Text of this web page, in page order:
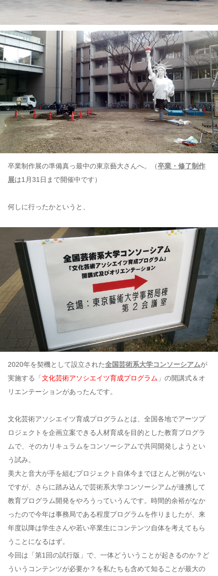
卒業制作展の準備真っ最中の東京藝大さんへ。（卒業・修了制作
展は1月31日まで開催中です）
何しに行ったかというと、
2020年を契機として設立された全国芸術系大学コンソーシアムが
実施する「 文化芸術アソシエイツ育成プログラム 」の開講式＆オ
リエンテーションがあったんです。
文化芸術アソシエイツ育成プログラムとは、全国各地でアーツプ
ロジェクトを企画立案できる人材育成を目的とした教育プログラ
ムで、そのカリキュラムをコンソーシアムで共同開発しようとい
う試み。
美大と音大が手を組むプロジェクト自体今までほとんど例がない
ですが、さらに踏み込んで芸術系大学コンソーシアムが連携して
教育プログラム開発をやろうっていうんです。時間的余裕がなか
ったので今年は事務局である程度プログラムを作りましたが、来
年度以降は学生さんや若い卒業生にコンテンツ自体を考えてもら
うことになるはず。
今回は「第1回の試行版」で、一体どういうことが起きるのか？ど
ういうコンテンツが必要か？を私たちも含めて知ることが最大の